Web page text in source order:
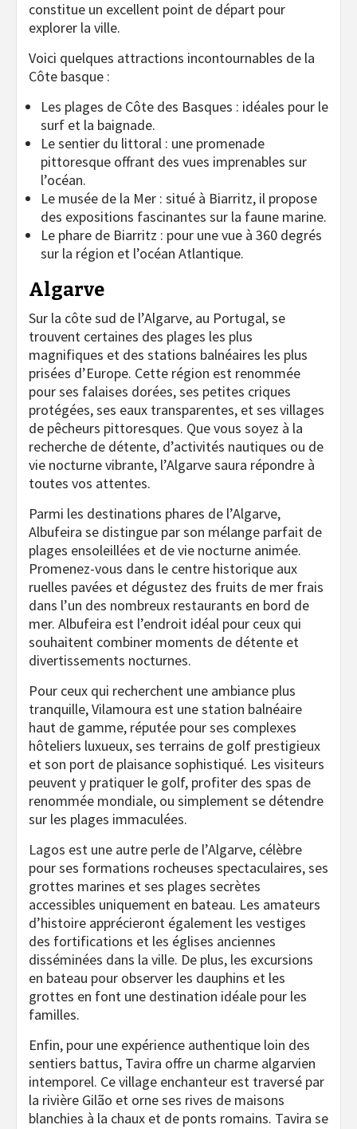
constitue un excellent point de départ pour
explorer la ville.
Voici quelques attractions incontournables de la
Côte basque :
Les plages de Côte des Basques : idéales pour le
surf et la baignade.
Le sentier du littoral : une promenade
pittoresque offrant des vues imprenables sur
l’océan.
Le musée de la Mer : situé à Biarritz, il propose
des expositions fascinantes sur la faune marine.
Le phare de Biarritz : pour une vue à 360 degrés
sur la région et l’océan Atlantique.
Algarve
Sur la côte sud de l’Algarve, au Portugal, se
trouvent certaines des plages les plus
magnifiques et des stations balnéaires les plus
prisées d’Europe. Cette région est renommée
pour ses falaises dorées, ses petites criques
protégées, ses eaux transparentes, et ses villages
de pêcheurs pittoresques. Que vous soyez à la
recherche de détente, d’activités nautiques ou de
vie nocturne vibrante, l’Algarve saura répondre à
toutes vos attentes.
Parmi les destinations phares de l’Algarve,
Albufeira se distingue par son mélange parfait de
plages ensoleillées et de vie nocturne animée.
Promenez-vous dans le centre historique aux
ruelles pavées et dégustez des fruits de mer frais
dans l’un des nombreux restaurants en bord de
mer. Albufeira est l’endroit idéal pour ceux qui
souhaitent combiner moments de détente et
divertissements nocturnes.
Pour ceux qui recherchent une ambiance plus
tranquille, Vilamoura est une station balnéaire
haut de gamme, réputée pour ses complexes
hôteliers luxueux, ses terrains de golf prestigieux
et son port de plaisance sophistiqué. Les visiteurs
peuvent y pratiquer le golf, profiter des spas de
renommée mondiale, ou simplement se détendre
sur les plages immaculées.
Lagos est une autre perle de l’Algarve, célèbre
pour ses formations rocheuses spectaculaires, ses
grottes marines et ses plages secrètes
accessibles uniquement en bateau. Les amateurs
d’histoire apprécieront également les vestiges
des fortifications et les églises anciennes
disséminées dans la ville. De plus, les excursions
en bateau pour observer les dauphins et les
grottes en font une destination idéale pour les
familles.
Enfin, pour une expérience authentique loin des
sentiers battus, Tavira offre un charme algarvien
intemporel. Ce village enchanteur est traversé par
la rivière Gilão et orne ses rives de maisons
blanchies à la chaux et de ponts romains. Tavira se